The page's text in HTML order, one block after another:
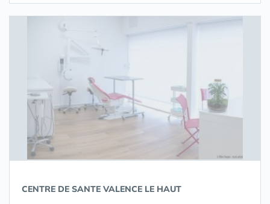
CENTRE DE SANTE VALENCE LE HAUT